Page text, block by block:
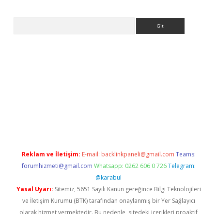
Reklam ve İletişim: E-mail: backlinkpaneli@gmail.com Teams:
forumhizmeti@gmail.com Whatsapp: 0262 606 0 726 Telegram:
@karabul
Yasal Uyarı: Sitemiz, 5651 Sayılı Kanun gereğince Bilgi Teknolojileri
ve İletişim Kurumu (BTK) tarafından onaylanmış bir Yer Sağlayıcı
olarak hizmet vermektedir. Bu nedenle, sitedeki içerikleri proaktif